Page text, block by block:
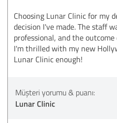
Choosing Lunar Clinic for my
decision I've made. The staff
professional, and the
I'm thrilled with my new
Lunar Clinic enough!
Müşteri yorumu & puanı:
Lunar Clinic